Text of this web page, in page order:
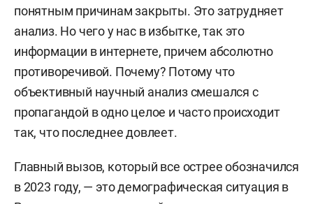
понятным причинам закрыты. Это затрудняет
анализ. Но чего у нас в избытке, так это
информации в интернете, причем абсолютно
противоречивой. Почему? Потому что
объективный научный анализ смешался с
пропагандой в одно целое и часто происходит
так, что последнее довлеет.
Главный вызов, который все острее обозначился
в 2023 году, — это демографическая ситуация в